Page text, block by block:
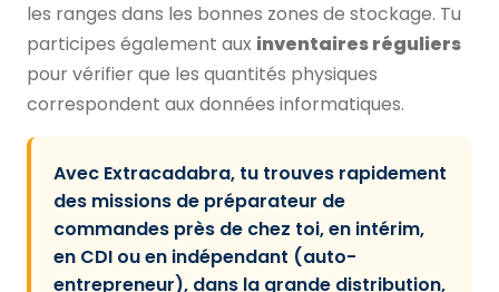
les ranges dans les bonnes zones de stockage. Tu
participes également aux inventaires réguliers
pour vérifier que les quantités physiques
correspondent aux données informatiques.
Avec Extracadabra, tu trouves rapidement
des missions de préparateur de
commandes près de chez toi, en intérim,
en CDI ou en indépendant (auto-
entrepreneur), dans la grande distribution,